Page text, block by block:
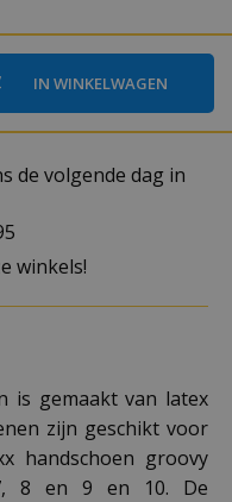
de volgende dag in
winkels!
is gemaakt van latex
zijn geschikt voor
handschoen groovy
8 en 9 en 10. De